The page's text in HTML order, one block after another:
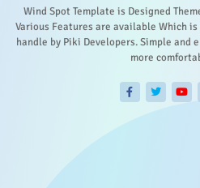
Wind Spot Template is Designed
Various Features are available Which
handle by Piki Developers. Simple and
more